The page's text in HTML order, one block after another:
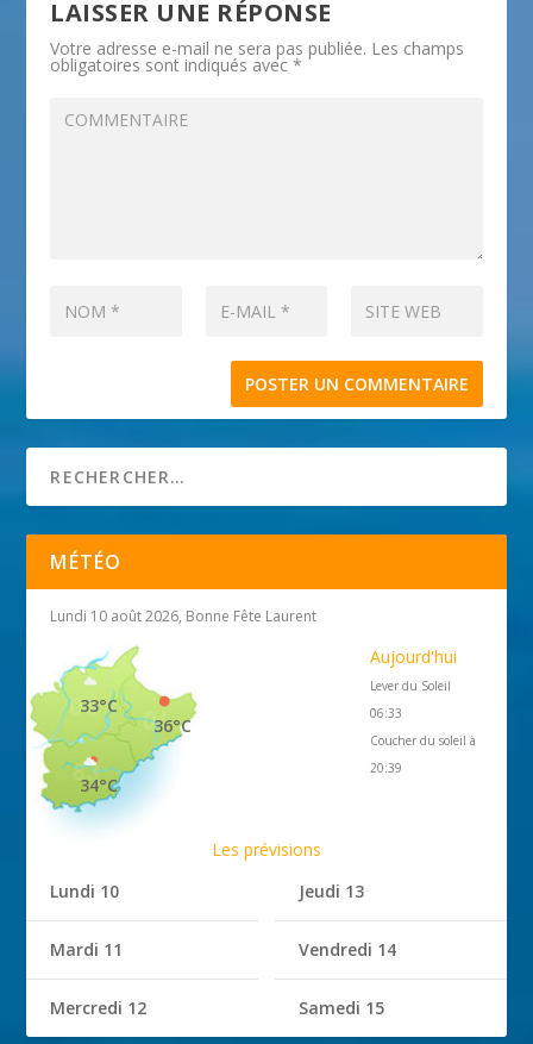
LAISSER UNE RÉPONSE
Votre adresse e-mail ne sera pas publiée. Les champs
obligatoires sont indiqués avec*
MÉTÉO
Lundi 10 août 2026, Bonne Fête Laurent
36°C
33°C
34°C
Aujourd'hui
Lever du Soleil
06:33
Coucher du soleil à
20:39
Les prévisions
Lundi 10
Mardi 11
Mercredi 12
Jeudi 13
Vendredi 14
Samedi 15